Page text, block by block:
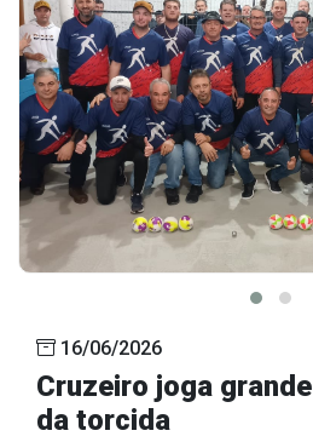
16/06/2026
Cruzeiro joga
da torcida